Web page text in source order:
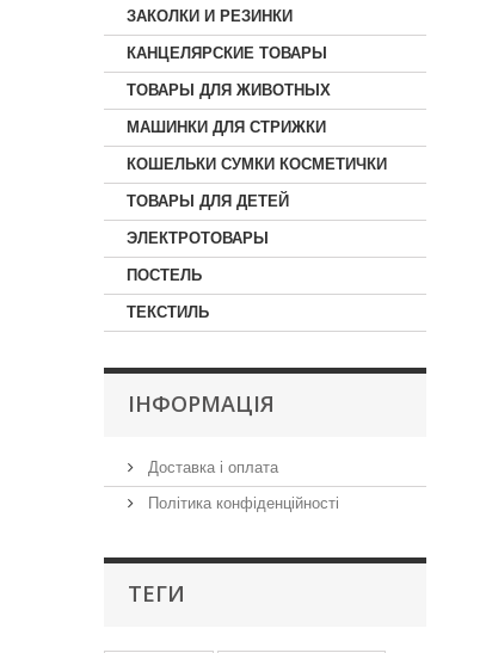
ЗАКОЛКИ И РЕЗИНКИ
КАНЦЕЛЯРСКИЕ ТОВАРЫ
ТОВАРЫ ДЛЯ ЖИВОТНЫХ
МАШИНКИ ДЛЯ СТРИЖКИ
КОШЕЛЬКИ СУМКИ КОСМЕТИЧКИ
ТОВАРЫ ДЛЯ ДЕТЕЙ
ЭЛЕКТРОТОВАРЫ
ПОСТЕЛЬ
ТЕКСТИЛЬ
IНФОРМАЦIЯ
Доставка і оплата
Політика конфіденційності
ТЕГИ